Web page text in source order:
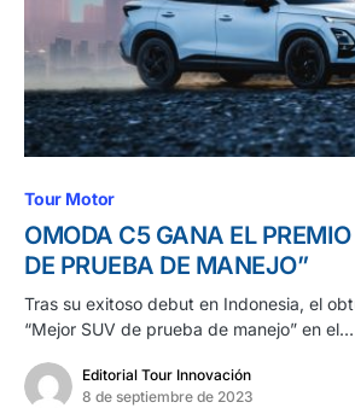
Tour Motor
OMODA C5 GANA EL
DE PRUEBA DE MANEJO”
Tras su exitoso debut en Indonesia, el
“Mejor SUV de prueba de manejo” en el…
Editorial Tour Innovación
8 de septiembre de 2023